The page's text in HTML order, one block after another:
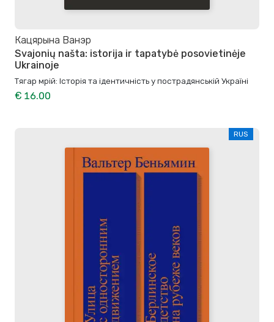
Кацярына Ванэр
Svajonių našta: istorija ir tapatybė posovietinėje
Ukrainoje
Тягар мрій: Історія та ідентичність у пострадянській Україні
€ 16.00
RUS